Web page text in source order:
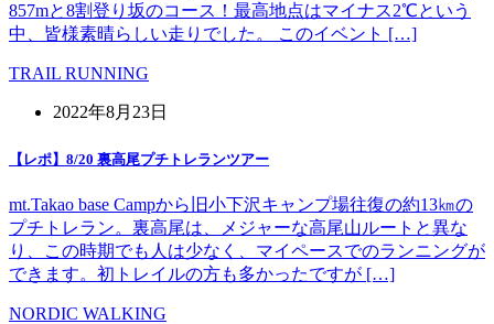
857mと8割登り坂のコース！最高地点はマイナス2℃という
中、皆様素晴らしい走りでした。 このイベント […]
TRAIL RUNNING
2022年8月23日
【レポ】8/20 裏高尾プチトレランツアー
mt.Takao base Campから旧小下沢キャンプ場往復の約13㎞の
プチトレラン。裏高尾は、メジャーな高尾山ルートと異な
り、この時期でも人は少なく、マイペースでのランニングが
できます。初トレイルの方も多かったですが […]
NORDIC WALKING